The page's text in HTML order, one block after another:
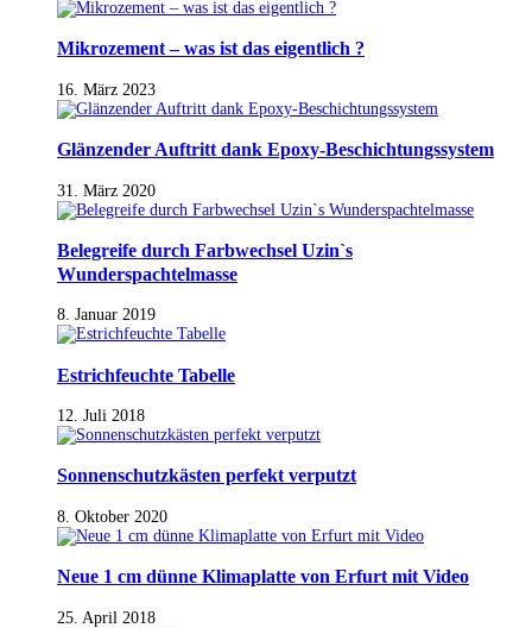
Mikrozement – was ist das eigentlich ?
16. März 2023
Glänzender Auftritt dank Epoxy-Beschichtungssystem
31. März 2020
Belegreife durch Farbwechsel Uzin`s
Wunderspachtelmasse
8. Januar 2019
Estrichfeuchte Tabelle
12. Juli 2018
Sonnenschutzkästen perfekt verputzt
8. Oktober 2020
Neue 1 cm dünne Klimaplatte von Erfurt mit Video
25. April 2018